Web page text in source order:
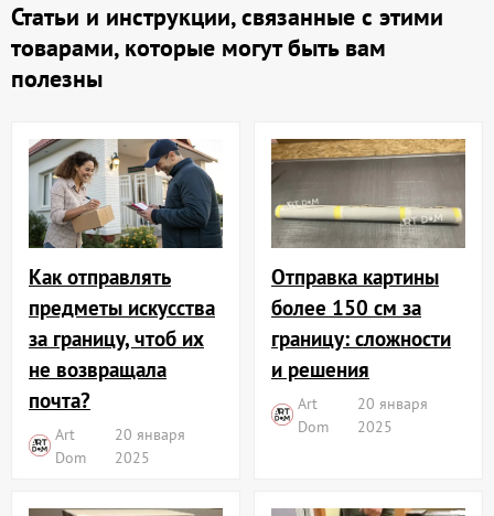
Статьи и инструкции, связанные с этими
товарами, которые могут быть вам
полезны
Как отправлять
предметы искусства
за границу, чтоб их
не возвращала
почта?
Art
Dom
20 января
2025
Отправка картины
более 150 см за
границу: сложности
и решения
Art
Dom
20 января
2025